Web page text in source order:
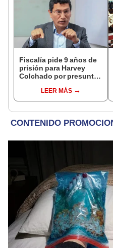
Fiscalía pide 9 años de
prisión para Harvey
Colchado por presunta
incompatible y falsedad
ideológica
LEER MÁS